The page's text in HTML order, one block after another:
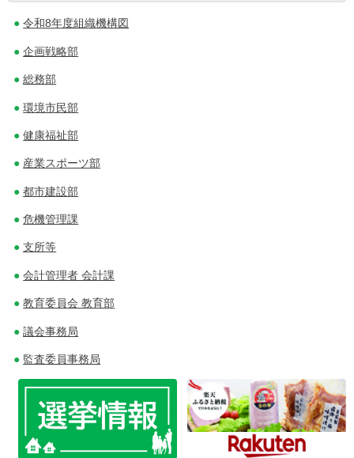
ー
シ
ョ
ン
令和8年度組織機構図
企画戦略部
総務部
環境市民部
健康福祉部
産業スポーツ部
都市建設部
危機管理課
支所等
会計管理者 会計課
教育委員会 教育部
議会事務局
監査委員事務局